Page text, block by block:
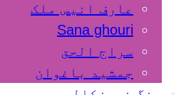
عارف انیس ملک
Sana ghouri
سراج الحق
جمشید باغوان